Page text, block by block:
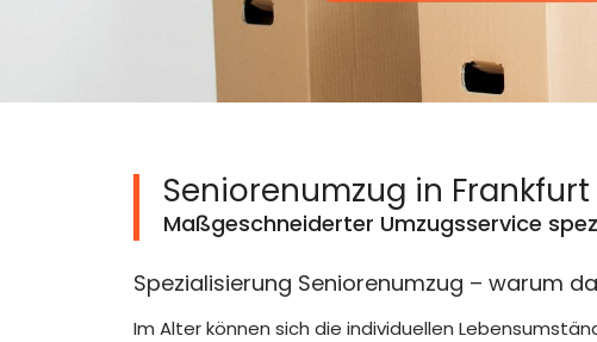
Seniorenumzug in
Maßgeschneiderter Umzugsservice
Spezialisierung Seniorenumzug – warum
Im Alter können sich die individuellen